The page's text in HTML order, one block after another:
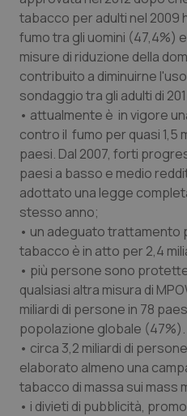
tabacco per adulti nel 2009
fumo tra gli uomini (47,4%)
misure di riduzione della
contribuito a diminuirne
sondaggio tra gli adulti di
• attualmente è in vigore
contro il fumo per quasi 1,5
paesi. Dal 2007, forti
paesi a basso e medio
adottato una legge
stesso anno;
• un adeguato trattamento
tabacco è in atto per 2,4
• più persone sono
qualsiasi altra misura di
miliardi di persone in 78
popolazione globale (47%).
• circa 3,2 miliardi di
elaborato almeno una
tabacco di massa sui mass
• i divieti di pubblicità,
Necessari
I cookie necessari
sito web abilitandone
navigazione sulle pagine e
protette del sito. Il sito
funzionare correttamente
Nome